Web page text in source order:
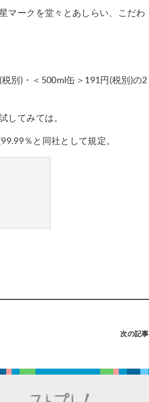
マークを堂々とあしらい、こだわ
別)・＜500ml缶＞191円(税別)の2
してみては。
％と同社として規定。
次の記事